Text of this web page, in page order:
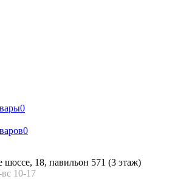
0
0
шоссе, 18, павильон 571 (3 этаж)
10-17